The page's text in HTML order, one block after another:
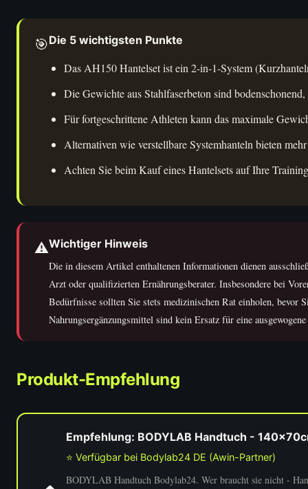
🎯Die 5 wichtigsten Punkte
Das AH150 Hantelset ist ein 2-in-1-System
Die Gewichte aus Stahlfaserbeton sind
Für fortgeschrittene Athleten kann das maximale
Alternativen wie verstellbare Systemhanteln bieten
Achten Sie beim Kauf eines Hantelsets auf Ihre
⚠️Wichtiger Hinweis
Die in diesem Artikel enthaltenen Informationen dienen
Arzt oder qualifizierten Ernährungsberater. Insbesondere bei
Bedürfnisse sollten Sie stets medizinischen Rat einholen, bevor
Nahrungsergänzungsmittel sind kein Ersatz für eine
Produkt-Empfehlung
Empfehlung: BODYLAB Handtuch -
⭐ Verfügbar bei Bodylab24 DE (Awin-Partner)
BODYLAB Handtuch Bodylab24. Wer braucht sie nicht -